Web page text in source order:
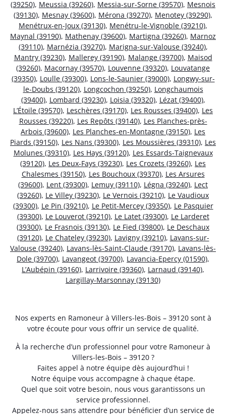
(39250), Meussia (39260), Messia-sur-Sorne (39570), Mesnois
(39130), Mesnay (39600), Mérona (39270), Menotey (39290),
Menétrux-en-Joux (39130), Menétru-le-Vignoble (39210),
Maynal (39190), Mathenay (39600), Martigna (39260), Marnoz
(39110), Marnézia (39270), Marigna-sur-Valouse (39240),
Mantry (39230), Mallerey (39190), Malange (39700), Maisod
(39260), Macornay (39570), Louvenne (39320), Louvatange
(39350), Loulle (39300), Lons-le-Saunier (39000), Longwy-sur-
le-Doubs (39120), Longcochon (39250), Longchaumois
(39400), Lombard (39230), Loisia (39320), Lézat (39400),
L’Étoile (39570), Leschères (39170), Les Rousses (39400), Les
Rousses (39220), Les Repôts (39140), Les Planches-près-
Arbois (39600), Les Planches-en-Montagne (39150), Les
Piards (39150), Les Nans (39300), Les Moussières (39310), Les
Molunes (39310), Les Hays (39120), Les Essards-Taignevaux
(39120), Les Deux-Fays (39230), Les Crozets (39260), Les
Chalesmes (39150), Les Bouchoux (39370), Les Arsures
(39600), Lent (39300), Lemuy (39110), Légna (39240), Lect
(39260), Le Villey (39230), Le Vernois (39210), Le Vaudioux
(39300), Le Pin (39210), Le Petit-Mercey (39350), Le Pasquier
(39300), Le Louverot (39210), Le Latet (39300), Le Larderet
(39300), Le Frasnois (39130), Le Fied (39800), Le Deschaux
(39120), Le Chateley (39230), Lavigny (39210), Lavans-sur-
Valouse (39240), Lavans-lès-Saint-Claude (39170), Lavans-lès-
Dole (39700), Lavangeot (39700), Lavancia-Epercy (01590),
L’Aubépin (39160), Larrivoire (39360), Larnaud (39140),
Largillay-Marsonnay (39130)
Nos experts en Ramoneur à Villers-les-Bois – 39120 sont à
votre écoute pour vous offrir un service de qualité.
À la recherche d’un professionnel pour votre Ramoneur à
Villers-les-Bois – 39120 ?
Faites appel à notre équipe dès aujourd’hui !
Notre équipe vous accompagne à chaque étape.
Quel que soit votre besoin, nous vous garantissons un
service professionnel.
Appelez-nous sans attendre pour bénéficier d’un service de